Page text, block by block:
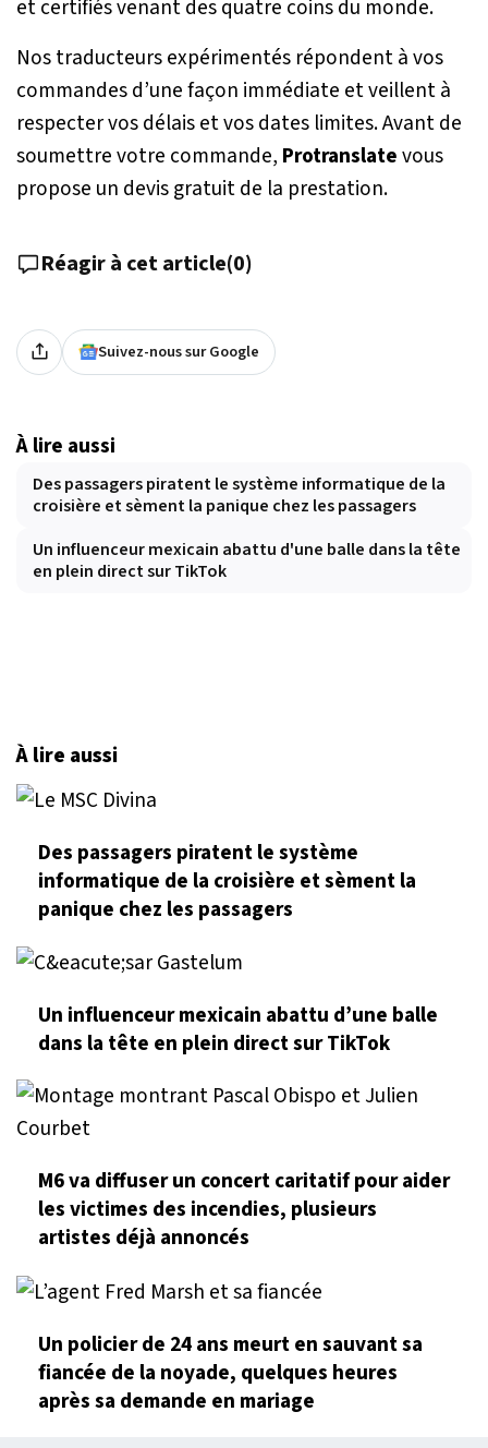
et certifiés venant des quatre coins du monde.
Nos traducteurs expérimentés répondent à vos
commandes d’une façon immédiate et veillent à
respecter vos délais et vos dates limites. Avant de
soumettre votre commande, Protranslatevous
propose un devis gratuit de la prestation.
Réagir à cet article(0)
Suivez-nous sur Google
À lire aussi
Des passagers piratent le système informatique de la
croisière et sèment la panique chez les passagers
Un influenceur mexicain abattu d'une balle dans la tête
en plein direct sur TikTok
À lire aussi
Des passagers piratent le système
informatique de la croisière et sèment la
panique chez les passagers
Un influenceur mexicain abattu d’une balle
dans la tête en plein direct sur TikTok
M6 va diffuser un concert caritatif pour aider
les victimes des incendies, plusieurs
artistes déjà annoncés
Un policier de 24 ans meurt en sauvant sa
fiancée de la noyade, quelques heures
après sa demande en mariage